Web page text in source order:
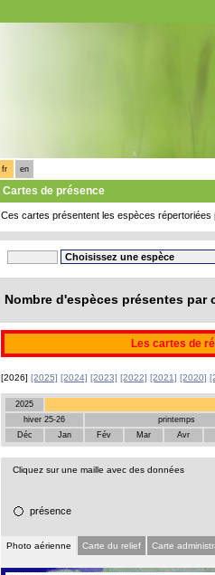
fr en
Cartes de présence
Ces cartes présentent les espèces répertoriées
Nombre d'espèces présentes par
Les cartes de
[2026] [2025] [2024] [2023] [2022] [2021] [2020]
2025
hiver 25-26
printemps
Déc
Jan Fév Mar Avr
Cliquez sur une maille avec des données
présence
Photo aérienne Carte du relief Carte